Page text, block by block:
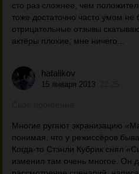
сто раз сложнее, чем
тоже достаточно часто умом не
отрицательные отзывы
актёры плохие, мне ничего...
hatalikov
15 января 2013
Многие ругают экранизацию
понимая, что у режиссёров
Когда-то Стэнли Кубрик снял
изменил там очень многое. Он